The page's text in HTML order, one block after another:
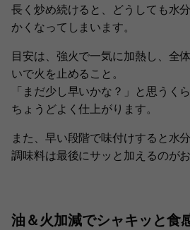
長く炒め続けると、どうしても水
かくなってしまいます。
目安は、強火で一気に加熱し、全
いで火を止めること。
「まだ少し早いかな？」と思うく
ちょうどよく仕上がります。
また、早い段階で味付けすると水
調味料は最後にサッと加えるのがお
油＆火加減でシャキッと食